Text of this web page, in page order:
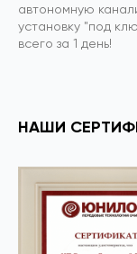
автономную
установку "под
всего за 1 день!
НАШИ